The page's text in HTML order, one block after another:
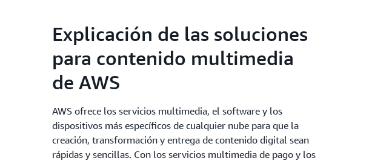
Explicación de las soluciones
para contenido multimedia
de AWS
AWS ofrece los servicios multimedia, el software y los
dispositivos más específicos de cualquier nube para que la
creación, transformación y entrega de contenido digital sean
rápidas y sencillas. Con los servicios multimedia de pago y los